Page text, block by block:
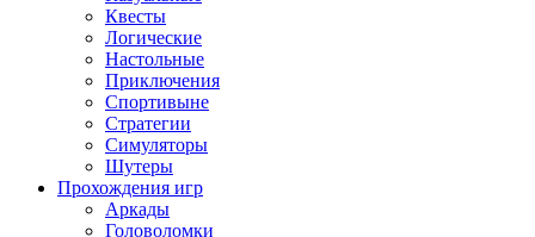
Квесты
Логические
Настольные
Приключения
Спортивыне
Стратегии
Симуляторы
Шутеры
Прохождения игр
Аркады
Головоломки